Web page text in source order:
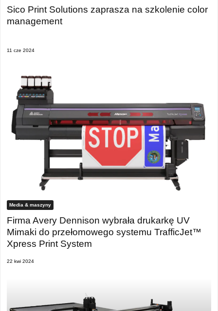
Sico Print Solutions zaprasza na szkolenie color
management
11 cze 2024
Media & maszyny
Firma Avery Dennison wybrała drukarkę UV
Mimaki do przełomowego systemu TrafficJet™
Xpress Print System
22 kwi 2024